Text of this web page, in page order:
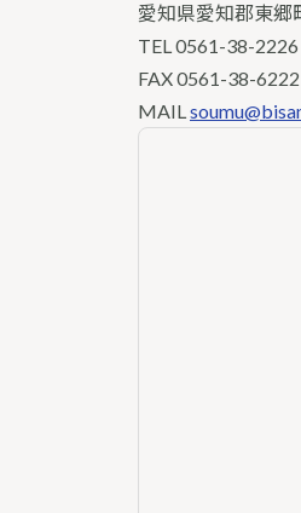
愛知県愛知郡東
TEL0561-38-2226
FAX 0561-38-6222
MAIL